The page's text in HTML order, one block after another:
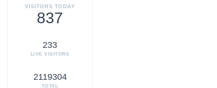
VISITORS TODAY
837
233
LIVE VISITORS
2119304
TOTAL